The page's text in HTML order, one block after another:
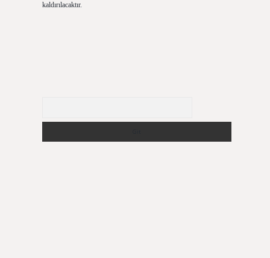
kaldırılacaktır.